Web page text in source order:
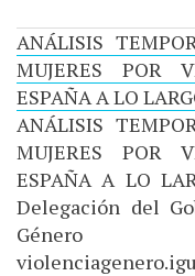
ANÁLISIS
MUJERES POR
ESPAÑA A LO
ANÁLISIS
MUJERES POR
ESPAÑA A LO
Delegación del
Género